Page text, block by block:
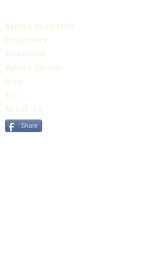
Balnea cosmetics
Disclosure
Download
Balnea cluster
Blog
TIC
About us
Share